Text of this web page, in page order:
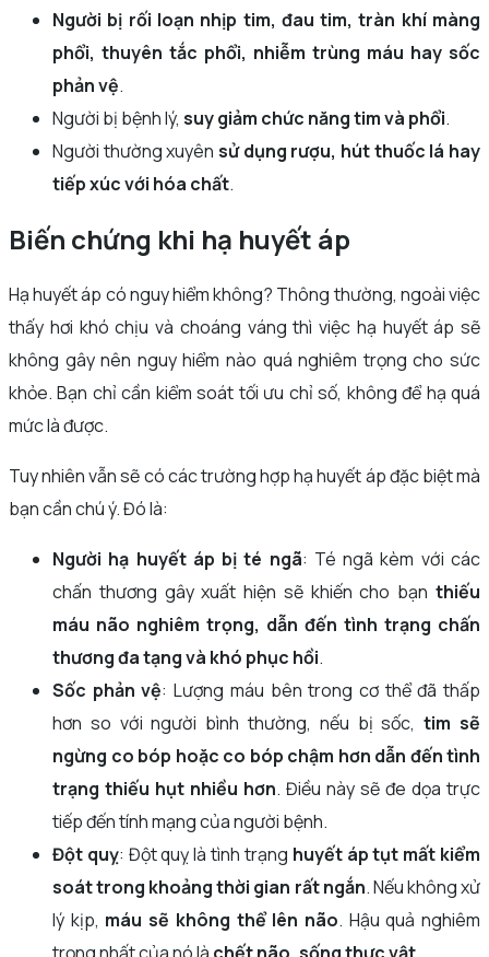
Người bị rối loạn nhịp tim, đau tim, tràn khí màng
phổi, thuyên tắc phổi, nhiễm trùng máu hay sốc
phản vệ.
Người bị bệnh lý, suy giảm chức năng tim và phổi.
Người thường xuyên sử dụng rượu, hút thuốc lá hay
tiếp xúc với hóa chất.
Biến chứng khi hạ huyết áp
Hạ huyết áp có nguy hiểm không? Thông thường, ngoài việc
thấy hơi khó chịu và choáng váng thì việc hạ huyết áp sẽ
không gây nên nguy hiểm nào quá nghiêm trọng cho sức
khỏe. Bạn chỉ cần kiểm soát tối ưu chỉ số, không để hạ quá
mức là được.
Tuy nhiên vẫn sẽ có các trường hợp hạ huyết áp đặc biệt mà
bạn cần chú ý. Đó là:
Người hạ huyết áp bị té ngã: Té ngã kèm với các
chấn thương gây xuất hiện sẽ khiến cho bạn thiếu
máu não nghiêm trọng, dẫn đến tình trạng chấn
thương đa tạng và khó phục hồi.
Sốc phản vệ: Lượng máu bên trong cơ thể đã thấp
hơn so với người bình thường, nếu bị sốc,tim sẽ
ngừng co bóp hoặc co bóp chậm hơn dẫn đến tình
trạng thiếu hụt nhiều hơn. Điều này sẽ đe dọa trực
tiếp đến tính mạng của người bệnh.
Đột quỵ: Đột quỵ là tình trạng huyết áp tụt mất kiểm
soát trong khoảng thời gian rất ngắn. Nếu không xử
lý kịp, máu sẽ không thể lên não. Hậu quả nghiêm